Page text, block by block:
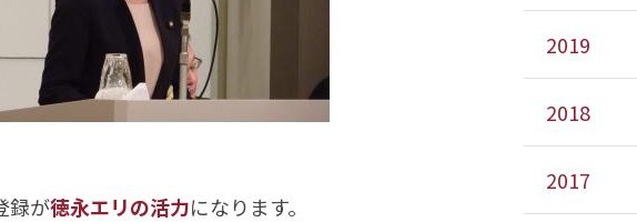
録が徳永エリの活力になります。
2019
2018
2017